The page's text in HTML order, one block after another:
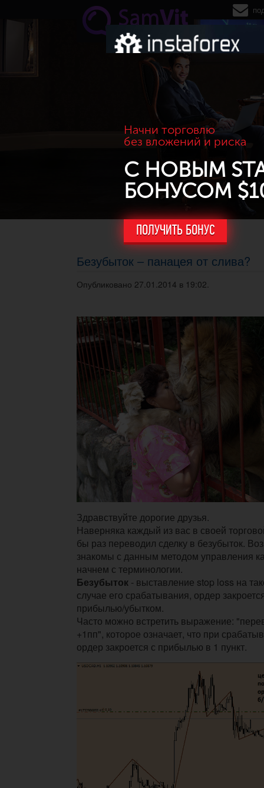
Перейти к основному содержанию
Начни торговлю
без вложений и риска
С НОВЫМ
БОНУСОМ
ПОЛУЧИТЬ БОНУС
Безубыток – панацея от слива?
Опубликовано 27.01.2014 в 19:02.
Здравствуйте дорогие друзья.
Наверняка каждый из вас в своей
бы раз переводил сделку в безубыток.
знакомы с данным методом управления
начнем с терминологии.
Безубыток - выставление stop loss на
случае его срабатывания, ордер
прибылью/убытком.
Часто можно встретить выражение:
+1пп", которое означает, что при
ордер закроется с прибылью в 1 пункт.